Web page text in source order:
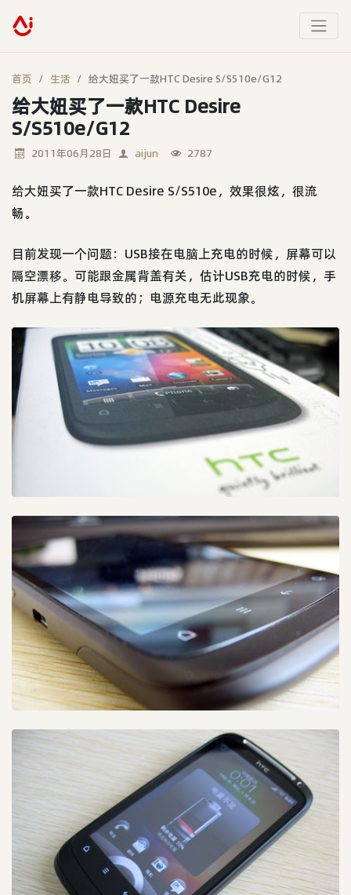
首页 生活 给大妞买了一款HTC Desire S/S510e/G12
给大妞买了一款HTC Desire
S/S510e/G12
2011年06月28日 aijun 2787
给大妞买了一款HTC Desire S/S510e，效果很炫，很流
畅。
目前发现一个问题：USB接在电脑上充电的时候，屏幕可以
隔空漂移。可能跟金属背盖有关，估计USB充电的时候，手
机屏幕上有静电导致的；电源充电无此现象。